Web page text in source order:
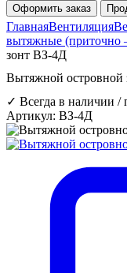
Оформить заказ
ГлавнаяВентиляция
вытяжные (приточно
зонт ВЗ-4Д
Вытяжной островной
✓ Всегда в наличии /
Артикул: ВЗ-4Д